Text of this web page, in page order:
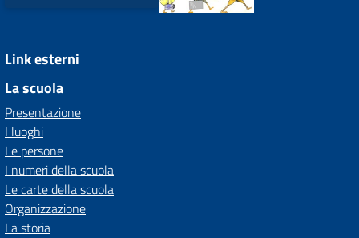
Link esterni
La scuola
Presentazione
I luoghi
Le persone
I numeri della scuola
Le carte della scuola
Organizzazione
La storia